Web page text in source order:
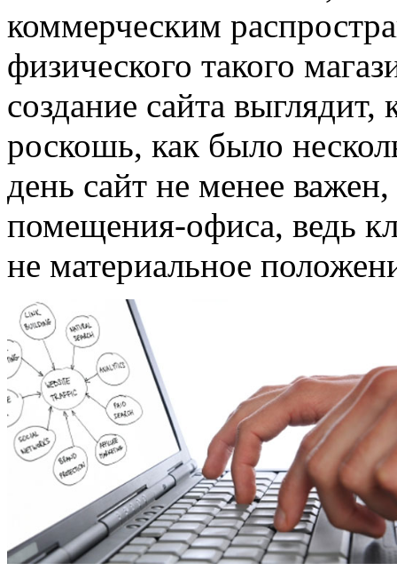
коммерческим
физического такого
создание сайта
роскошь, как было
день сайт не менее
помещения-офиса, ведь
не материальное